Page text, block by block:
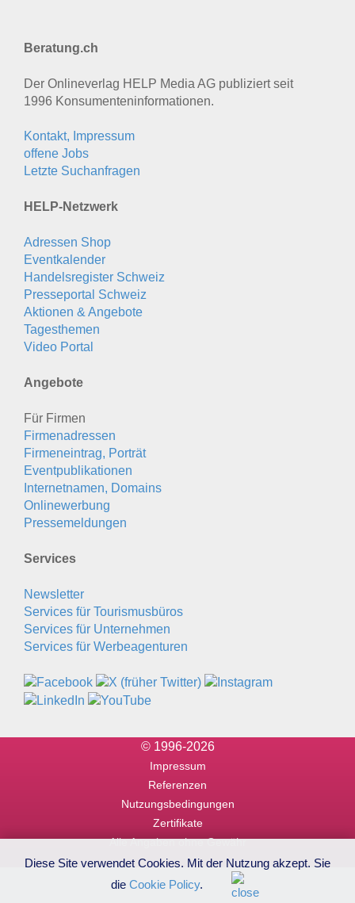
Beratung.ch
Der Onlineverlag HELP Media AG publiziert seit
1996 Konsumenten­informationen.
Kontakt, Impressum
offene Jobs
Letzte Suchanfragen
HELP-Netzwerk
Adressen Shop
Eventkalender
Handelsregister Schweiz
Presseportal Schweiz
Aktionen & Angebote
Tagesthemen
Video Portal
Angebote
Für Firmen
Firmenadressen
Firmeneintrag, Porträt
Eventpublikationen
Internetnamen, Domains
Onlinewerbung
Pressemeldungen
Services
Newsletter
Services für Tourismusbüros
Services für Unternehmen
Services für Werbeagenturen
© 1996-2026
Impressum
Referenzen
Nutzungsbedingungen
Zertifikate
Alle Angaben ohne Gewähr
Diese Site verwendet Cookies. Mit der Nutzung akzept. Sie
die Cookie Policy.